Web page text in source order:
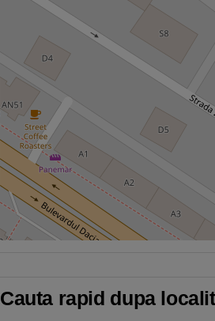
Cauta rapid dupa